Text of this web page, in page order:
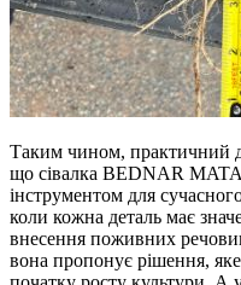
Таким чином, практичний
що сівалка BEDNAR
інструментом для
коли кожна деталь має
внесення поживних
вона пропонує рішення,